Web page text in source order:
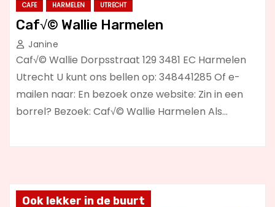
CAFE HARMELEN UTRECHT
Caf√© Wallie Harmelen
Janine
Caf√© Wallie Dorpsstraat 129 3481 EC Harmelen
Utrecht U kunt ons bellen op: 348441285 Of e-
mailen naar: En bezoek onze website: Zin in een
borrel? Bezoek: Caf√© Wallie Harmelen Als…
Ook lekker in de buurt